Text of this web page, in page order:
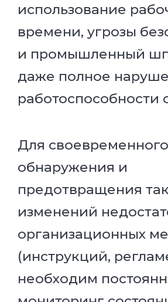
использование
времени, угрозы
и промышленный
даже полное
работоспособности
Для своевременного
обнаружения и
предотвращения
изменений
организационных
(инструкций,
необходим